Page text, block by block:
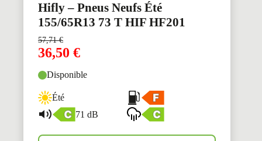
Hifly – Pneus Neufs Été
155/65R13 73 T HIF HF201
57,71€
36,50 €
Disponible
Été
71 dB